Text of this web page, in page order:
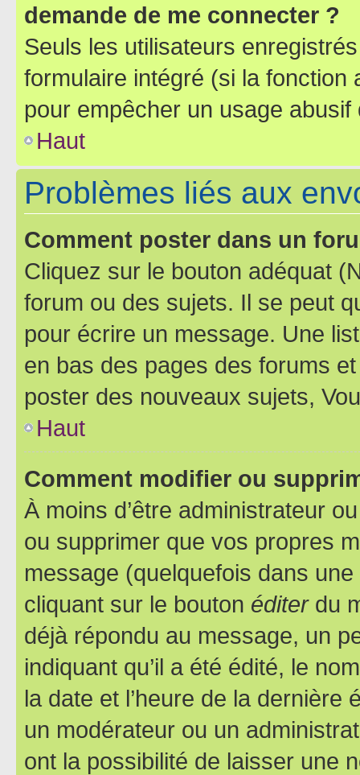
demande de me connecter ?
Seuls les utilisateurs
formulaire intégré (si la fonction
pour empêcher un usage
Haut
Problèmes liés aux
Comment poster dans un
Cliquez sur le bouton adéquat
forum ou des sujets. Il se peut
pour écrire un message. Une
en bas des pages des forums
poster des nouveaux sujets,
Haut
Comment modifier ou
À moins d’être administrateur
ou supprimer que vos propres
message (quelquefois dans
cliquant sur le bouton éditerdu
déjà répondu au message, un
indiquant qu’il a été édité, le
la date et l’heure de la dernière
un modérateur ou un
ont la possibilité de laisser une